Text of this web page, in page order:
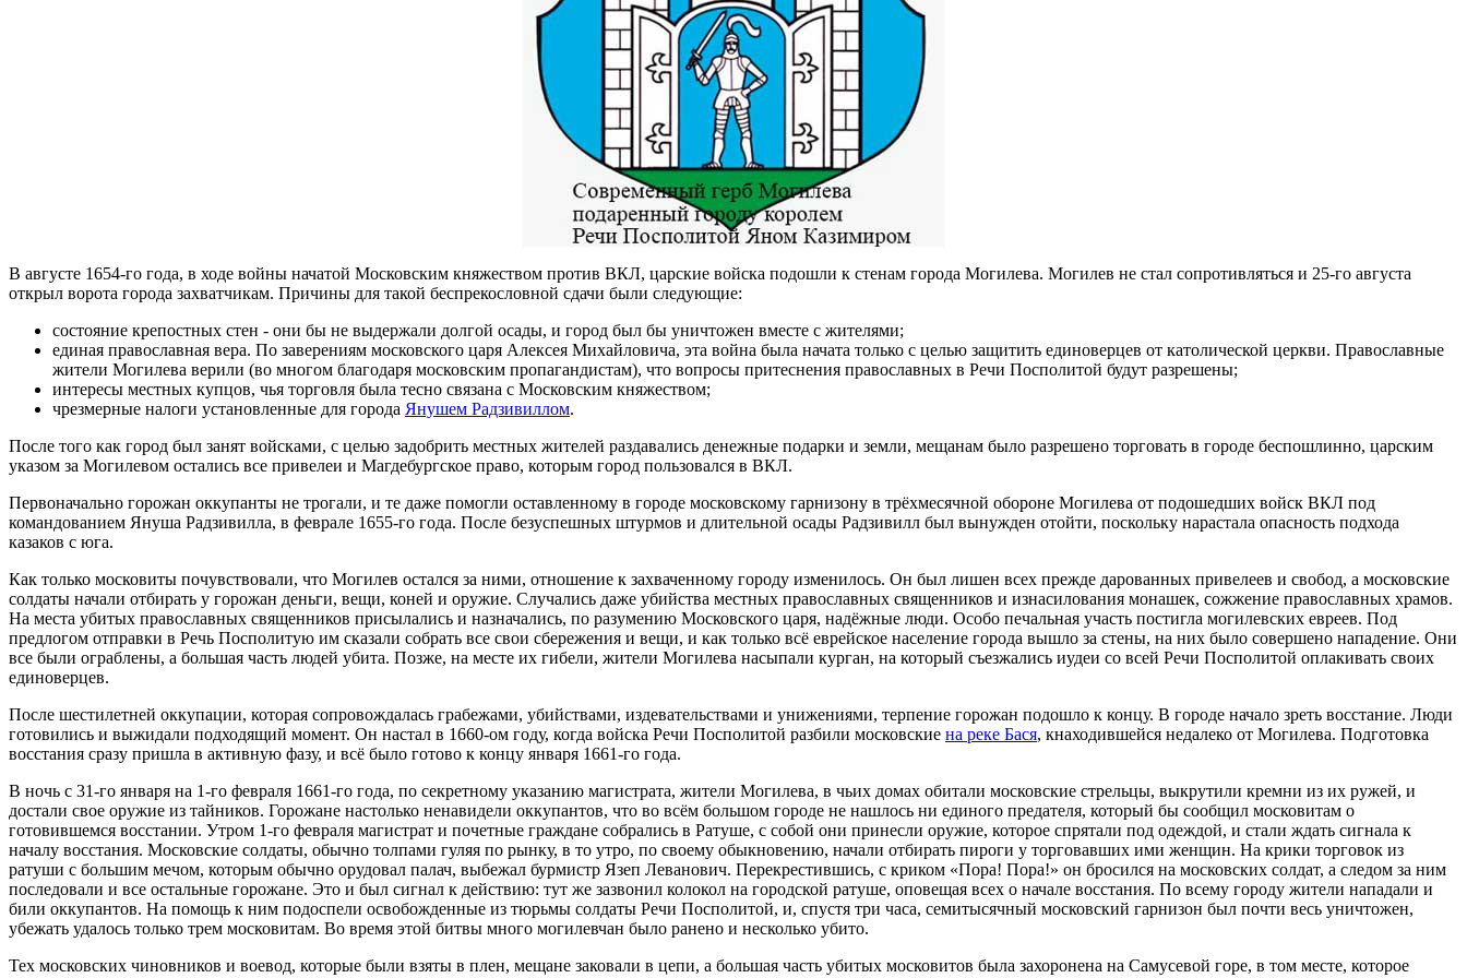
В августе 1654-го года, в ходе войны начатой Московским княжеством против ВКЛ, царские войска подошли к стенам города Могилева. Могилев не стал сопротивляться и 25-го августа
открыл ворота города захватчикам. Причины для такой беспрекословной сдачи были следующие:
состояние крепостных стен - они бы не выдержали долгой осады, и город был бы уничтожен вместе с жителями;
единая православная вера. По заверениям московского царя Алексея Михайловича, эта война была начата только с целью защитить единоверцев от католической церкви. Православные
жители Могилева верили (во многом благодаря московским пропагандистам), что вопросы притеснения православных в Речи Посполитой будут разрешены;
интересы местных купцов, чья торговля была тесно связана с Московским княжеством;
чрезмерные налоги установленные для города Янушем Радзивиллом.
После того как город был занят войсками, с целью задобрить местных жителей раздавались денежные подарки и земли, мещанам было разрешено торговать в городе беспошлинно, царским
указом за Могилевом остались все привелеи и Магдебургское право, которым город пользовался в ВКЛ.
Первоначально горожан оккупанты не трогали, и те даже помогли оставленному в городе московскому гарнизону в трёхмесячной обороне Могилева от подошедших войск ВКЛ под
командованием Януша Радзивилла, в феврале 1655-го года. После безуспешных штурмов и длительной осады Радзивилл был вынужден отойти, поскольку нарастала опасность подхода
казаков с юга.
Как только московиты почувствовали, что Могилев остался за ними, отношение к захваченному городу изменилось. Он был лишен всех прежде дарованных привелеев и свобод, а московские
солдаты начали отбирать у горожан деньги, вещи, коней и оружие. Случались даже убийства местных православных священников и изнасилования монашек, сожжение православных храмов.
На места убитых православных священников присылались и назначались, по разумению Московского царя, надёжные люди. Особо печальная участь постигла могилевских евреев. Под
предлогом отправки в Речь Посполитую им сказали собрать все свои сбережения и вещи, и как только всё еврейское население города вышло за стены, на них было совершено нападение. Они
все были ограблены, а большая часть людей убита. Позже, на месте их гибели, жители Могилева насыпали курган, на который съезжались иудеи со всей Речи Посполитой оплакивать своих
единоверцев.
После шестилетней оккупации, которая сопровождалась грабежами, убийствами, издевательствами и унижениями, терпение горожан подошло к концу. В городе начало зреть восстание. Люди
готовились и выжидали подходящий момент. Он настал в 1660-ом году, когда войска Речи Посполитой разбили московские на реке Бася, кнаходившейся недалеко от Могилева. Подготовка
восстания сразу пришла в активную фазу, и всё было готово к концу января 1661-го года.
В ночь с 31-го января на 1-го февраля 1661-го года, по секретному указанию магистрата, жители Могилева, в чьих домах обитали московские стрельцы, выкрутили кремни из их ружей, и
достали свое оружие из тайников. Горожане настолько ненавидели оккупантов, что во всём большом городе не нашлось ни единого предателя, который бы сообщил московитам о
готовившемся восстании. Утром 1-го февраля магистрат и почетные граждане собрались в Ратуше, с собой они принесли оружие, которое спрятали под одеждой, и стали ждать сигнала к
началу восстания. Московские солдаты, обычно толпами гуляя по рынку, в то утро, по своему обыкновению, начали отбирать пироги у торговавших ими женщин. На крики торговок из
ратуши с большим мечом, которым обычно орудовал палач, выбежал бурмистр Язеп Леванович. Перекрестившись, с криком «Пора! Пора!» он бросился на московских солдат, а следом за ним
последовали и все остальные горожане. Это и был сигнал к действию: тут же зазвонил колокол на городской ратуше, оповещая всех о начале восстания. По всему городу жители нападали и
били оккупантов. На помощь к ним подоспели освобожденные из тюрьмы солдаты Речи Посполитой, и, спустя три часа, семитысячный московский гарнизон был почти весь уничтожен,
убежать удалось только трем московитам. Во время этой битвы много могилевчан было ранено и несколько убито.
Тех московских чиновников и воевод, которые были взяты в плен, мещане заковали в цепи, а большая часть убитых московитов была захоронена на Самусевой горе, в том месте, которое